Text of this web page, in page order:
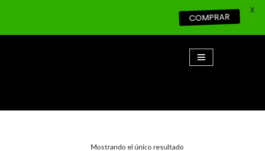
Mostrando el único resultado
COMPRAR
X